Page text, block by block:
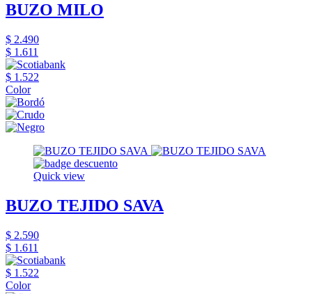
BUZO MILO
$ 2.490
$ 1.611
$ 1.522
Color
Quick view
BUZO TEJIDO SAVA
$ 2.590
$ 1.611
$ 1.522
Color